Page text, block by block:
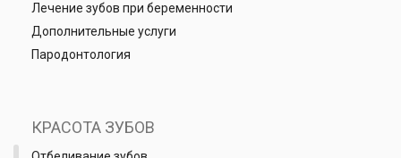
Лечение зубов при беременности
Дополнительные услуги
Пародонтология
КРАСОТА ЗУБОВ